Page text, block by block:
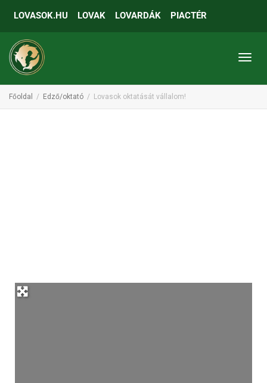
LOVASOK.HU LOVAK LOVARDÁK PIACTÉR
Főoldal Edző/oktató Lovasok oktatását vállalom!